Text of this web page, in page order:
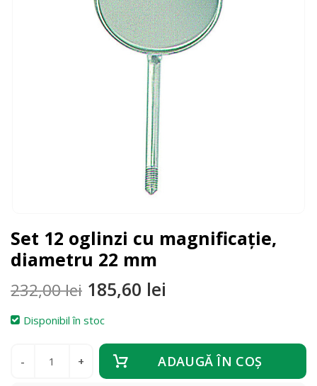
Set 12 oglinzi cu magnificație,
diametru 22 mm
232,00lei Prețul
inițial
a
fost:
232,00 lei.
185,60 lei
185,60 lei.
Disponibil în stoc
ADAUGĂ ÎN COŞ